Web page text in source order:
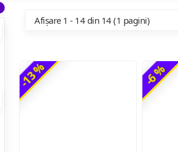
Afișare 1 - 14 din 14 (1 pagini)
-13 % -6 %